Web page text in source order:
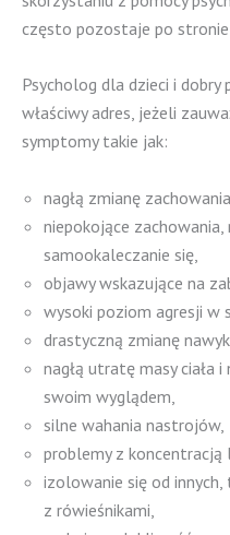
często pozostaje po
Psycholog dla dzieci i dobry
właściwy adres, jeżeli
symptomy takie jak:
nagłą zmianę zachowania,
niepokojące zachowania,
samookaleczanie się,
objawy wskazujące na
wysoki poziom agresji w
drastyczną zmianę
nagłą utratę masy ciała
swoim wyglądem,
silne wahania nastrojów,
problemy z koncentracją
izolowanie się od
z rówieśnikami,